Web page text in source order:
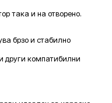
така и на отворено.
брзо и стабилно
други компатибилни